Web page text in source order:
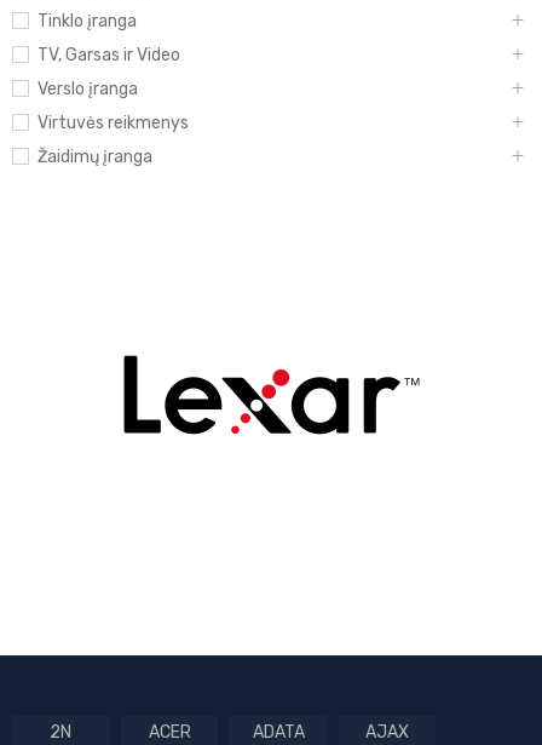
Tinklo įranga
TV, Garsas ir Video
Verslo įranga
Virtuvės reikmenys
Žaidimų įranga
2N ACER ADATA AJAX